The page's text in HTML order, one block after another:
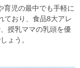
育児の最中でも手軽に
ており、食品8大アレ
授乳ママの乳頭を優
ょう。